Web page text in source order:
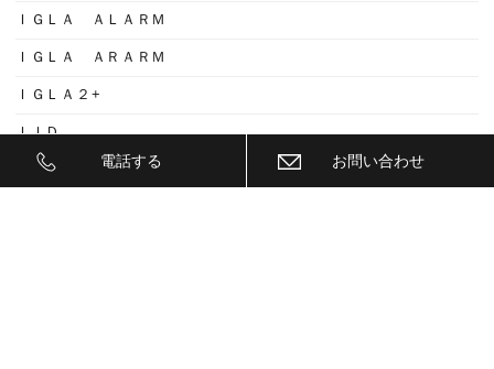
ＩＧＬＡ ＡＬＡＲＭ
ＩＧＬＡ ＡＲＡＲＭ
ＩＧＬＡ２+
ＩＩＤ
ＩＮＮＯ
電話する お問い合わせ